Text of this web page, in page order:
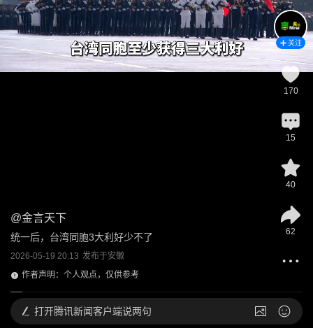
@金言天下
统一后，台湾同胞3大利好少不了
2026-05-19 20:13 发布于安徽
作者声明：个人观点，仅供参考
关注
170
15
40
62
打开腾讯新闻客户端说两句